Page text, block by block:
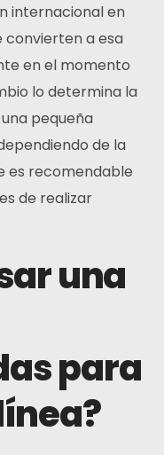
internacional en
convierten a esa
en el momento
lo determina la
pequeña
de la
es recomendable
de realizar
una
para